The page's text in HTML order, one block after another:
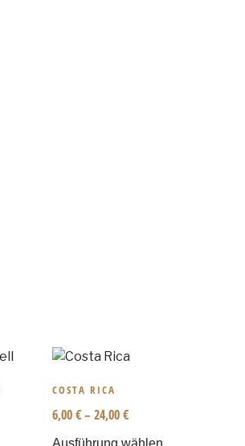
COSTA RICA
6,00€– 24,00€
Ausführung wählen